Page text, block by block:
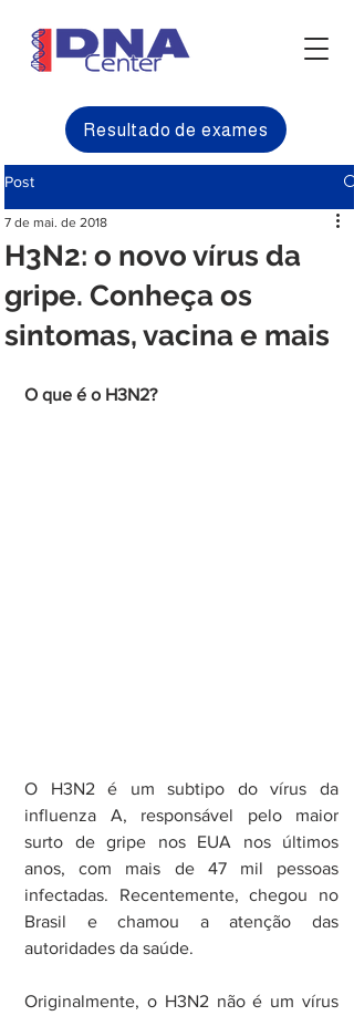
Resultado de exames
Post
H3N2: o novo vírus da
gripe. Conheça os
sintomas, vacina e mais
7 de mai. de 2018
O que é o H3N2?
O H3N2 é um subtipo do vírus da
influenza A, responsável pelo maior
surto de gripe nos EUA nos últimos
anos, com mais de 47 mil pessoas
infectadas. Recentemente, chegou no
Brasil e chamou a atenção das
autoridades da saúde.
Originalmente, o H3N2 não é um vírus